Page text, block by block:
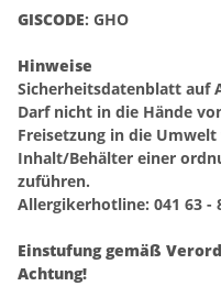
GISCODE: GHO
Hinweise
Sicherheitsdatenblatt auf
Darf nicht in die Hände
Freisetzung in die
Inhalt/Behälter einer
zuführen.
Allergikerhotline: 041 63 -
Einstufung gemäß
Achtung!